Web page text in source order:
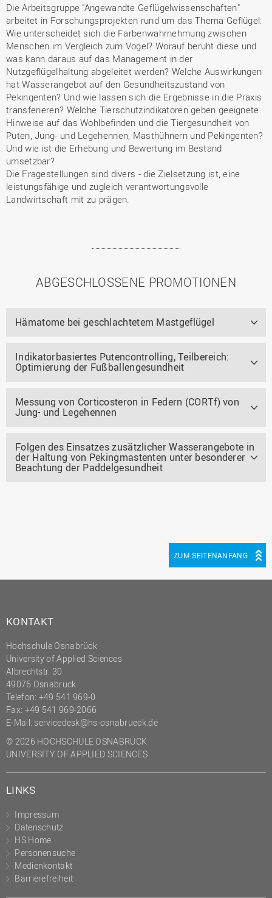
Die Arbeitsgruppe "Angewandte Geflügelwissenschaften"
arbeitet in Forschungsprojekten rund um das Thema Geflügel:
Wie unterscheidet sich die Farbenwahrnehmung zwischen
Menschen im Vergleich zum Vogel? Worauf beruht diese und
was kann daraus auf das Management in der
Nutzgeflügelhaltung abgeleitet werden? Welche Auswirkungen
hat Wasserangebot auf den Gesundheitszustand von
Pekingenten? Und wie lassen sich die Ergebnisse in die Praxis
transferieren? Welche Tierschutzindikatoren geben geeignete
Hinweise auf das Wohlbefinden und die Tiergesundheit von
Puten, Jung- und Legehennen, Masthühnern und Pekingenten?
Und wie ist die Erhebung und Bewertung im Bestand
umsetzbar?
Die Fragestellungen sind divers - die Zielsetzung ist, eine
leistungsfähige und zugleich verantwortungsvolle
Landwirtschaft mit zu prägen.
ABGESCHLOSSENE PROMOTIONEN
Hämatome bei geschlachtetem Mastgeflügel
Indikatorbasiertes Putencontrolling, Teilbereich:
Optimierung der Fußballengesundheit
Messung von Corticosteron in Federn (CORTf) von
Jung- und Legehennen
Folgen des Einsatzes zusätzlicher Wasserangebote in
der Haltung von Pekingmastenten unter besonderer
Beachtung der Paddelgesundheit
ZUM SEITENANFANG
KONTAKT
Hochschule Osnabrück
University of Applied Sciences
Albrechtstr. 30
49076 Osnabrück
Telefon: +49 541 969-0
Fax: +49 541 969-2066
E-Mail: servicedesk@hs-osnabrueck.de
© 2026 HOCHSCHULE OSNABRÜCK
UNIVERSITY OF APPLIED SCIENCES
LINKS
Impressum
Datenschutz
HS Home
Personensuche
Medienkontakt
Barrierefreiheit